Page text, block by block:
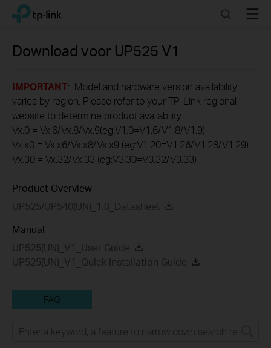
Click
navigation
TP-Link, Reliably Smart SearchMenu
Download voor UP525 V1
IMPORTANT: Model and hardware version availability
varies by region. Please refer to your TP-Link regional
website to determine product availability.
Vx.0 = Vx.6/Vx.8/Vx.9(eg:V1.0=V1.6/V1.8/V1.9)
Vx.x0 = Vx.x6/Vx.x8/Vx.x9 (eg:V1.20=V1.26/V1.28/V1.29)
Vx.30 = Vx.32/Vx.33 (eg:V3.30=V3.32/V3.33)
Product Overview
UP525/UP540(UN)_1.0_Datasheet
Manual
UP525(UN)_V1_User Guide
UP525(UN)_V1_Quick Installation Guide
FAQ